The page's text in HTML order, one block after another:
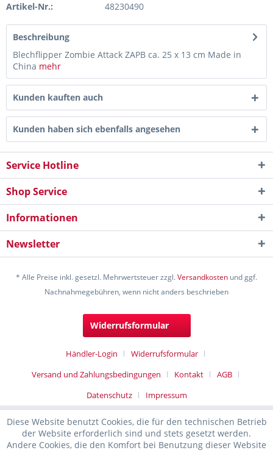
Artikel-Nr.: 48230490
Beschreibung
Blechflipper Zombie Attack ZAPB ca. 25 x 13 cm Made in
China mehr
Kunden kauften auch
Kunden haben sich ebenfalls angesehen
Service Hotline
Shop Service
Informationen
Newsletter
* Alle Preise inkl. gesetzl. Mehrwertsteuer zzgl.Versandkosten und ggf.
Nachnahmegebühren, wenn nicht anders beschrieben
Widerrufsformular
Händler-Login
Widerrufsformular
Versand und Zahlungsbedingungen
Kontakt
AGB
Datenschutz
Impressum
Diese Website benutzt Cookies, die für den technischen Betrieb
der Website erforderlich sind und stets gesetzt werden.
Andere Cookies, die den Komfort bei Benutzung dieser Website